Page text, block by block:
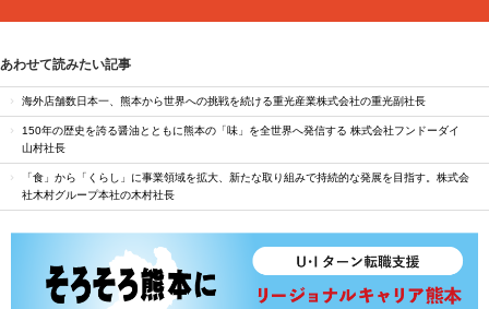
あわせて読みたい記事
海外店舗数日本一、熊本から世界への挑戦を続ける重光産業株式会社の重光副社長
150年の歴史を誇る醤油とともに熊本の「味」を全世界へ発信する 株式会社フンドーダイ
山村社長
「食」から「くらし」に事業領域を拡大、新たな取り組みで持続的な発展を目指す。株式会
社木村グループ本社の木村社長